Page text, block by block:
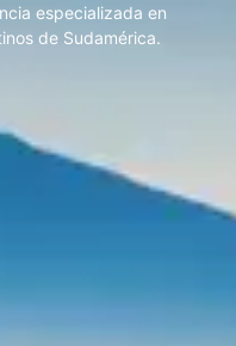
especializada en
de Sudamérica.